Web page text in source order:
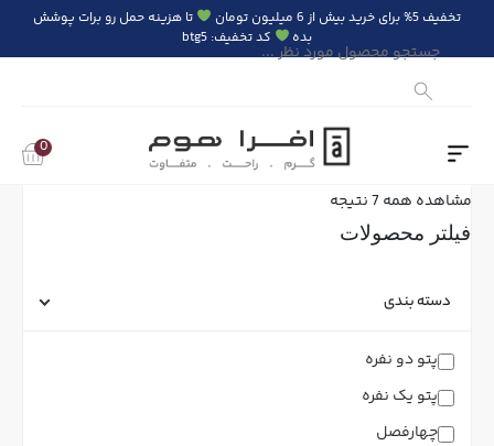
تخفیف 5% برای خرید بیش از 6 میلیون تومان
تا هزینه حمل رو برات پوشش
بده
کد تخفیف: btg5
Products
0
فیلتر محصولات
دسته بندی
پتو دو نفره
پتو یک نفره
چهارفصل
مشاهده همه 7 نتیجه